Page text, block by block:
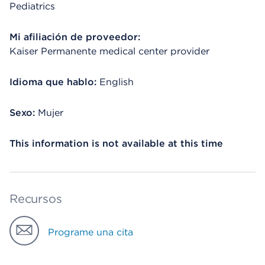
Pediatrics
Mi afiliación de proveedor:
Kaiser Permanente medical center provider
Idioma que hablo: English
Sexo: Mujer
This information is not available at this time
Recursos
Programe una cita